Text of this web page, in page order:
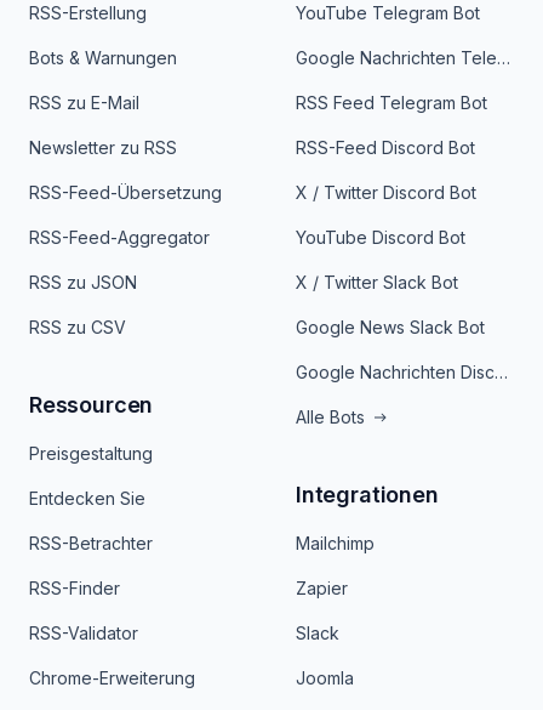
RSS-Erstellung
Bots & Warnungen
RSS zu E-Mail
Newsletter zu RSS
RSS-Feed-Übersetzung
RSS-Feed-Aggregator
RSS zu JSON
RSS zu CSV
Ressourcen
Preisgestaltung
Entdecken Sie
RSS-Betrachter
RSS-Finder
RSS-Validator
Chrome-Erweiterung
YouTube Telegram Bot
Google Nachrichten Telegram Bot
RSS Feed Telegram Bot
RSS-Feed Discord Bot
X / Twitter Discord Bot
YouTube Discord Bot
X / Twitter Slack Bot
Google News Slack Bot
Google Nachrichten Discord Bot
Alle Bots
Integrationen
Mailchimp
Zapier
Slack
Joomla